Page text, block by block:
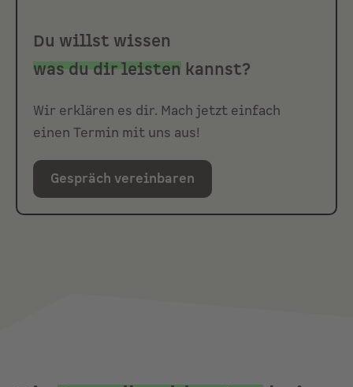
Du willst wissen
was du dir leisten kannst?
Wir erklären es dir. Mach jetzt einfach
einen Termin mit uns aus!
Gespräch vereinbaren